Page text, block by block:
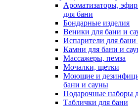
Ароматизаторы,
для бани
Бондарные изделия
Веники для бани и
Испарители для
Камни для бани и
Массажеры, пемза
Мочалки, щетки
Моющие и
бани и сауны
Подарочные наборы
Таблички для бани